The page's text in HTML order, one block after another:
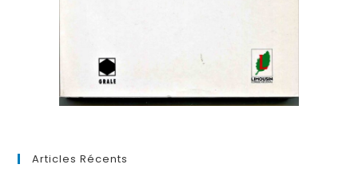
Articles Récents